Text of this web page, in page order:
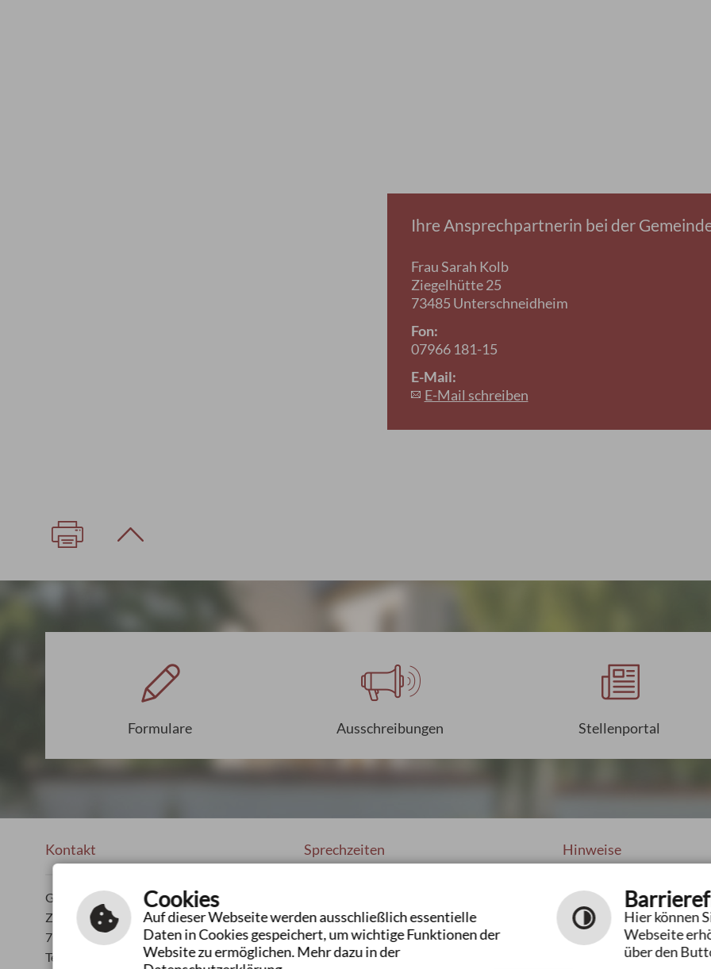
Ihre Ansprechpartnerin bei der
Frau Sarah Kolb
Ziegelhütte 25
73485 Unterschneidheim
Fon:
07966 181-15
E-Mail:
E-Mail schreiben
Formulare Ausschreibungen Stellenportal
Kontakt
Gemeindeverwaltung
Ziegelhütte 25
73485 Unterschneidheim
Tel.: 07966 181-0
Sprechzeiten
Mo:
16:00 bis 19:00 Uhr
Do:
14:00 bis 16:00 Uhr
oder nach Vereinbarung
Hinweise
Impressum
Datenschutzerklärung
Hilfe
Inhaltsverzeichnis
Cookies
Auf dieser Webseite werden ausschließlich essentielle
Daten in Cookies gespeichert, um wichtige Funktionen der
Website zu ermöglichen. Mehr dazu in der
Hier können
Webseite
über den